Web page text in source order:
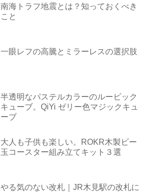
南海トラフ地震とは？知っておくべき
こと
一眼レフの高騰とミラーレスの選択肢
半透明なパステルカラーのルービック
キューブ。QiYi ゼリー色マジックキュ
ーブ
大人も子供も楽しい。ROKR木製ビー
玉コースター組み立てキット３選
やる気のない改札｜JR木見駅の改札に